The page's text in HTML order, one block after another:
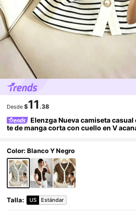
Desde $11 .38
Elenzga Nueva camiseta casual
te de manga corta con cuello en V
Color: Blanco Y Negro
Talla: US Estándar